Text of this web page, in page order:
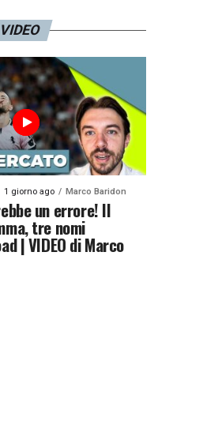
VIDEO
1 giorno ago Marco Baridon
un errore! Il
tre nomi
| VIDEO di Marco